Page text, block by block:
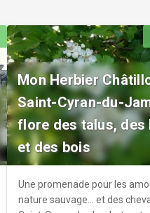
Mon Herbier
Saint-Cyran-du-
flore des talus, des
et des bois
Une promenade pour les
nature sauvage... et des